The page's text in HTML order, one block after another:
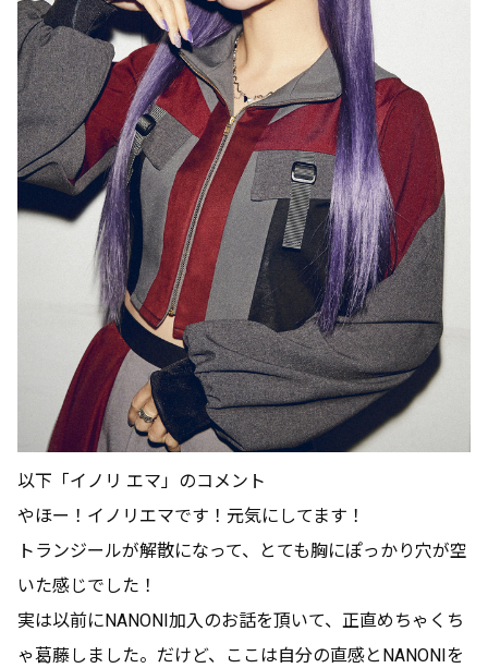
以下「イノリ エマ」のコメント
やほー！イノリエマです！元気にしてます！
トランジールが解散になって、とても胸にぽっかり穴が空
いた感じでした！
実は以前にNANONI加入のお話を頂いて、正直めちゃくち
ゃ葛藤しました。だけど、ここは自分の直感とNANONIを